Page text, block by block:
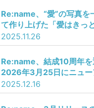
Re:name、“愛”の写真を
て作り上げた「愛はきっ
のミュージックビデオを
曲「Vintage Car」の投
ーンもスタート！
2025.11.26
Re:name、結成10周年を
2026年3月25日にニュー
『1626』をリリース決定
アトロワンマンツアー発
ム収録曲「MUCHU」12
2025.12.16